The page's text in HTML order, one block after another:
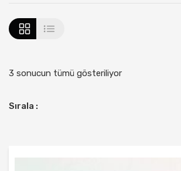
KAYMAKLAR
HELVALAR
3 sonucun tümü gösteriliyor
Sırala :